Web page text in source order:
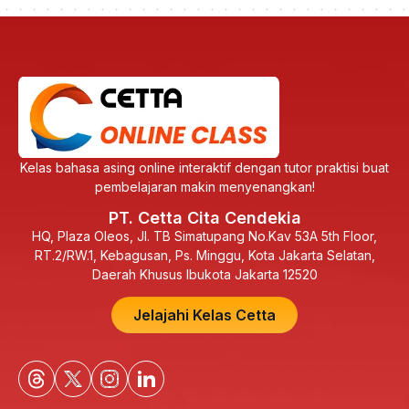
Kelas bahasa asing online interaktif dengan tutor praktisi buat
pembelajaran makin menyenangkan!
PT. Cetta Cita Cendekia
HQ, Plaza Oleos, Jl. TB Simatupang No.Kav 53A 5th Floor,
RT.2/RW.1, Kebagusan, Ps. Minggu, Kota Jakarta Selatan,
Daerah Khusus Ibukota Jakarta 12520
Jelajahi Kelas Cetta